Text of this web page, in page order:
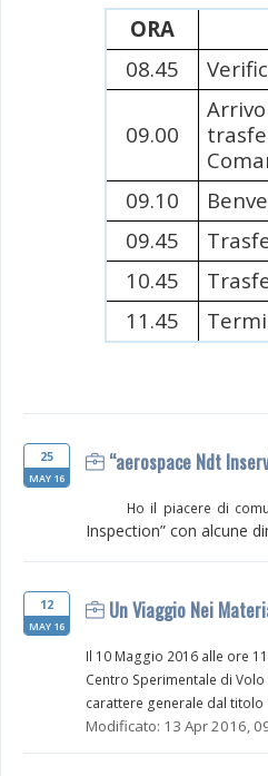
ORA
08.45
09.00
09.10
09.45
10.45
11.45
25
MAY 16
“aerospace Ndt
Ho il piacere di
Inspection” con alcune
12
MAY 16
Un Viaggio Nei
Il 10 Maggio 2016 alle ore
Centro Sperimentale di
carattere generale dal
Modificato: 13 Apr 2016,